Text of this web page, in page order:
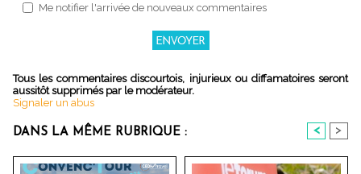
Me notifier l'arrivée de nouveaux commentaires
Tous les commentaires discourtois, injurieux ou diffamatoires seront
aussitôt supprimés par le modérateur.
Signaler un abus
DANS LA MÊME RUBRIQUE : < >